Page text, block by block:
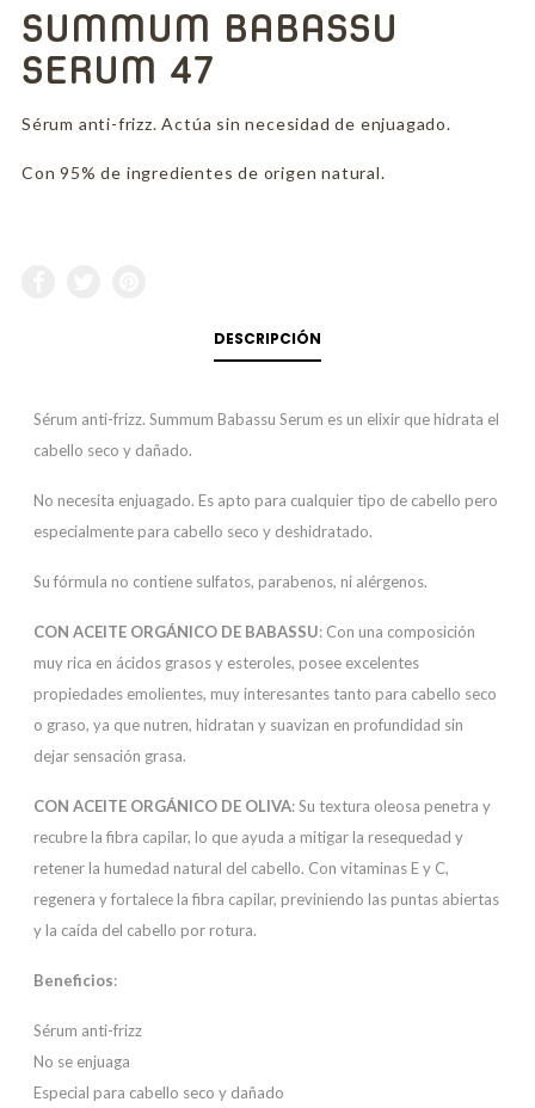
SUMMUM BABASSU
SERUM 47
Sérum anti-frizz. Actúa sin necesidad de enjuagado.
Con 95% de ingredientes de origen natural.
DESCRIPCIÓN
Sérum anti-frizz. Summum Babassu Serum es un elixir que hidrata el
cabello seco y dañado.
No necesita enjuagado. Es apto para cualquier tipo de cabello pero
especialmente para cabello seco y deshidratado.
Su fórmula no contiene sulfatos, parabenos, ni alérgenos.
CON ACEITE ORGÁNICO DE BABASSU: Con una composición
muy rica en ácidos grasos y esteroles, posee excelentes
propiedades emolientes, muy interesantes tanto para cabello seco
o graso, ya que nutren, hidratan y suavizan en profundidad sin
dejar sensación grasa.
CON ACEITE ORGÁNICO DE OLIVA: Su textura oleosa penetra y
recubre la fibra capilar, lo que ayuda a mitigar la resequedad y
retener la humedad natural del cabello. Con vitaminas E y C,
regenera y fortalece la fibra capilar, previniendo las puntas abiertas
y la caída del cabello por rotura.
Beneficios:
Sérum anti-frizz
No se enjuaga
Especial para cabello seco y dañado